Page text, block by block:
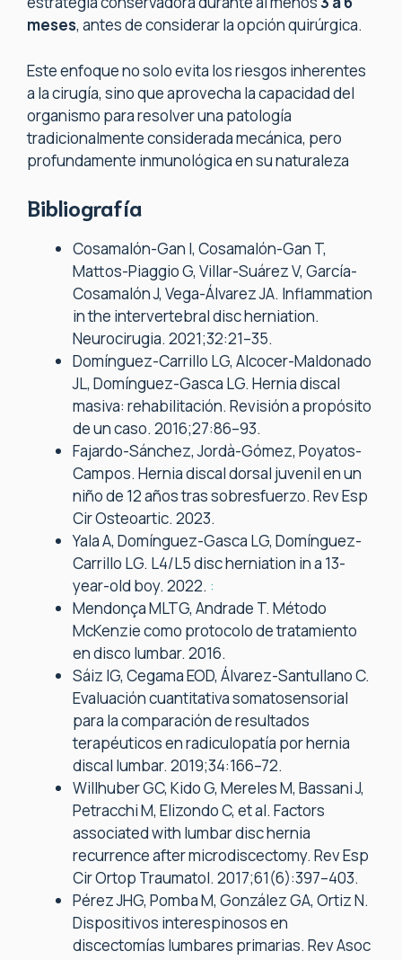
meses, antes de considerar la opción quirúrgica.
Este enfoque no solo evita los riesgos inherentes
a la cirugía, sino que aprovecha la capacidad del
organismo para resolver una patología
tradicionalmente considerada mecánica, pero
profundamente inmunológica en su naturaleza
Bibliografía
Cosamalón-Gan I, Cosamalón-Gan T,
Mattos-Piaggio G, Villar-Suárez V, García-
Cosamalón J, Vega-Álvarez JA. Inflammation
in the intervertebral disc herniation.
Neurocirugia. 2021;32:21–35.
Domínguez-Carrillo LG, Alcocer-Maldonado
JL, Domínguez-Gasca LG. Hernia discal
masiva: rehabilitación. Revisión a propósito
de un caso. 2016;27:86–93.
Fajardo-Sánchez, Jordà-Gómez, Poyatos-
Campos. Hernia discal dorsal juvenil en un
niño de 12 años tras sobresfuerzo. Rev Esp
Cir Osteoartic. 2023.
Yala A, Domínguez-Gasca LG, Domínguez-
Carrillo LG. L4/L5 disc herniation in a 13-
year-old boy. 2022. :
Mendonça MLTG, Andrade T. Método
McKenzie como protocolo de tratamiento
en disco lumbar. 2016.
Sáiz IG, Cegama EOD, Álvarez-Santullano C.
Evaluación cuantitativa somatosensorial
para la comparación de resultados
terapéuticos en radiculopatía por hernia
discal lumbar. 2019;34:166–72.
Willhuber GC, Kido G, Mereles M, Bassani J,
Petracchi M, Elizondo C, et al. Factors
associated with lumbar disc hernia
recurrence after microdiscectomy. Rev Esp
Cir Ortop Traumatol. 2017;61(6):397–403.
Pérez JHG, Pomba M, González GA, Ortiz N.
Dispositivos interespinosos en
discectomías lumbares primarias. Rev Asoc